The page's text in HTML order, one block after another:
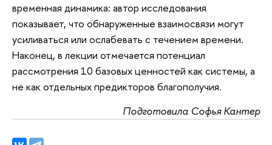
временная динамика: автор исследования
показывает, что обнаруженные взаимосвязи могут
усиливаться или ослабевать с течением времени.
Наконец, в лекции отмечается потенциал
рассмотрения 10 базовых ценностей как системы, а
не как отдельных предикторов благополучия.
Подготовила Софья Кантер